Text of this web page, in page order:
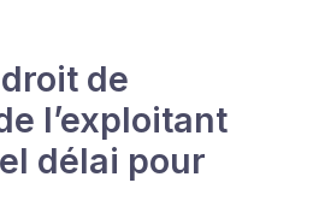
de
l’exploitant
délai pour